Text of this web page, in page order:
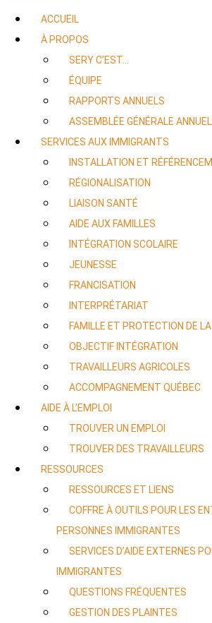
ACCUEIL
À PROPOS
SERY C’EST…
ÉQUIPE
RAPPORTS ANNUELS
ASSEMBLÉE GÉNÉRALE
SERVICES AUX IMMIGRANTS
INSTALLATION ET
RÉGIONALISATION
LIAISON SANTÉ
AIDE AUX FAMILLES
INTÉGRATION SCOLAIRE
JEUNESSE
FRANCISATION
INTERPRÉTARIAT
FAMILLE ET PROTECTION DE
OBJECTIF INTÉGRATION
TRAVAILLEURS AGRICOLES
ACCOMPAGNEMENT QUÉBEC
AIDE À L’EMPLOI
TROUVER UN EMPLOI
TROUVER DES TRAVAILLEURS
RESSOURCES
RESSOURCES ET LIENS
COFFRE À OUTILS POUR LES
PERSONNES IMMIGRANTES
SERVICES D’AIDE EXTERNES
IMMIGRANTES
QUESTIONS FRÉQUENTES
GESTION DES PLAINTES